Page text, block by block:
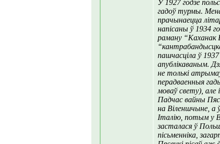
У 1927 годзе
гадоў турмы.
прачынаецца
напісаны ў 1934
раману “Каханак
пашчасціла ў
апублікаваным.
не толькі
перадваенныя
моваў свету), але
Падчас вайны
на Віленшчыне, а
Італію, потым у
засталася ў
пісьменніка,